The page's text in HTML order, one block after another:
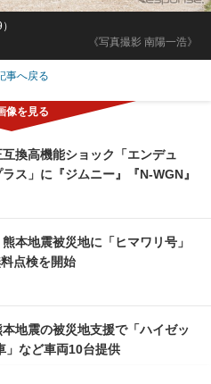
《写真撮影 南陽一浩》
事へ戻る
換高機能ショック「エンデュ
ス」に『ジムニー』『N-WGN』
本地震被災地に「ヒマワリ号」
点検を開始
地震の被災地支援で「ハイゼッ
」など車両10台提供